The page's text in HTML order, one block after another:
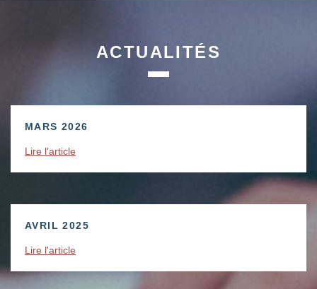
ACTUALITÉS
MARS 2026
Lire l'article
AVRIL 2025
Lire l'article